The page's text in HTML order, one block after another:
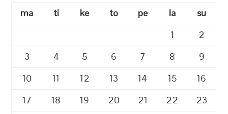
ma
ti ke to pe la
su
1
2
3
4 5 6 7 8
9
10
11 12 13 14 15
16
17
18 19 20 21 22
23